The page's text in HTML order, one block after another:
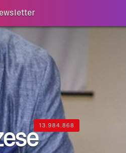
13.984.868
Trappola Della
Memorial Carmine
Che Leggeranno
Il Declino Della